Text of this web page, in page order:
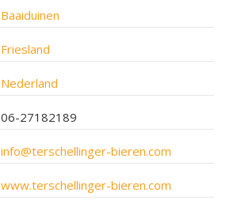
Baaiduinen
Friesland
Nederland
06-27182189
info@terschellinger-bieren.com
www.terschellinger-bieren.com